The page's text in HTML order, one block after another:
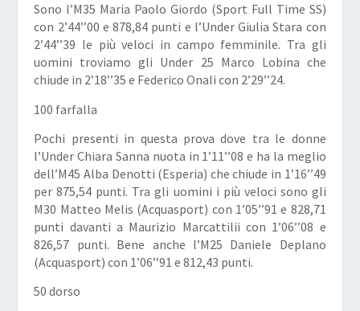
Sono l’M35 Maria Paolo Giordo (Sport Full Time SS)
con 2’44’’00 e 878,84 punti e l’Under Giulia Stara con
2’44’’39 le più veloci in campo femminile. Tra gli
uomini troviamo gli Under 25 Marco Lobina che
chiude in 2’18’’35 e Federico Onali con 2’29’’24.
100 farfalla
Pochi presenti in questa prova dove tra le donne
l’UnderChiara Sanna nuota in 1’11’’08 e ha la meglio
dell’M45Alba Denotti (Esperia) che chiude in 1’16’’49
per 875,54 punti. Tra gli uomini i più veloci sono gli
M30 Matteo Melis (Acquasport) con 1’05’’91 e 828,71
punti davanti a Maurizio Marcattilii con 1’06’’08 e
826,57 punti. Bene anche l’M25 Daniele Deplano
(Acquasport) con 1’06’’91 e 812,43 punti.
50 dorso